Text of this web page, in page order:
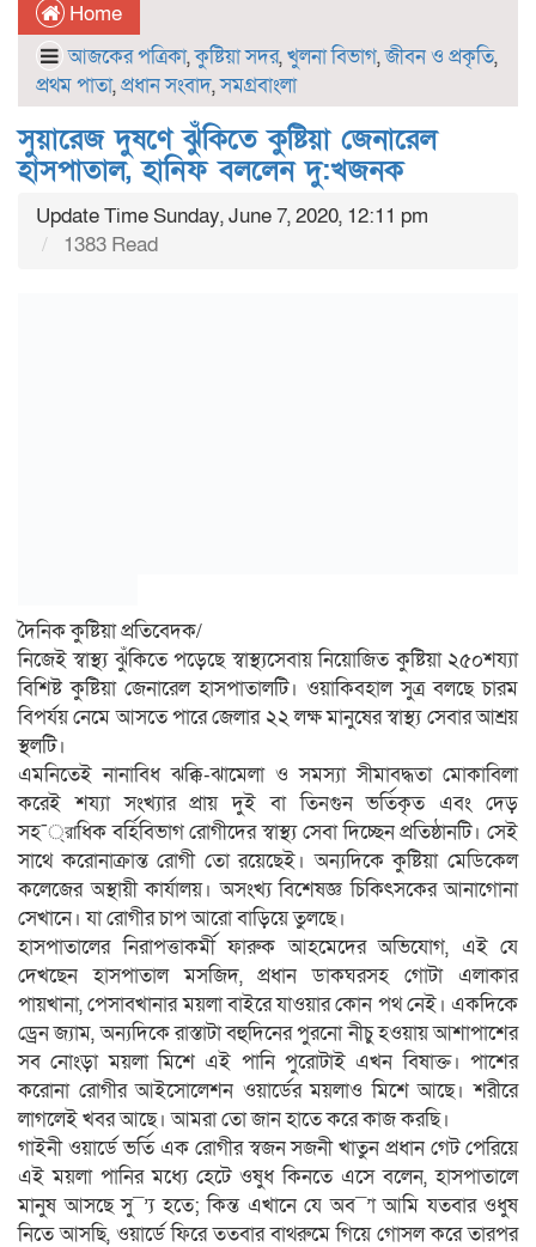
Home
আজকের পত্রিকা,কুষ্টিয়া সদর,খুলনা বিভাগ,জীবন ও প্রকৃতি,
প্রথম পাতা,প্রধান সংবাদ,সমগ্রবাংলা
সুয়ারেজ দুষণে ঝুঁকিতে কুষ্টিয়া জেনারেল
হাসপাতাল, হানিফ বললেন দু:খজনক
Update Time Sunday, June 7, 2020, 12:11 pm
1383 Read
দৈনিক কুষ্টিয়া প্রতিবেদক/
নিজেই স্বাস্থ্য ঝুঁকিতে পড়েছে স্বাস্থ্যসেবায় নিয়োজিত কুষ্টিয়া ২৫০শয্যা
বিশিষ্ট কুষ্টিয়া জেনারেল হাসপাতালটি। ওয়াকিবহাল সুত্র বলছে চারম
বিপর্যয় নেমে আসতে পারে জেলার ২২ লক্ষ মানুষের স্বাস্থ্য সেবার আশ্রয়
স্থলটি।
এমনিতেই নানাবিধ ঝক্কি-ঝামেলা ও সমস্যা সীমাবদ্ধতা মোকাবিলা
করেই শয্যা সংখ্যার প্রায় দুই বা তিনগুন ভর্তিকৃত এবং দেড়
সহ¯্রাধিক বর্হিবিভাগ রোগীদের স্বাস্থ্য সেবা দিচ্ছেন প্রতিষ্ঠানটি। সেই
সাথে করোনাক্রান্ত রোগী তো রয়েছেই। অন্যদিকে কুষ্টিয়া মেডিকেল
কলেজের অস্থায়ী কার্যালয়। অসংখ্য বিশেষজ্ঞ চিকিৎসকের আনাগোনা
সেখানে। যা রোগীর চাপ আরো বাড়িয়ে তুলছে।
হাসপাতালের নিরাপত্তাকর্মী ফারুক আহমেদের অভিযোগ, এই যে
দেখছেন হাসপাতাল মসজিদ, প্রধান ডাকঘরসহ গোটা এলাকার
পায়খানা, পেসাবখানার ময়লা বাইরে যাওয়ার কোন পথ নেই। একদিকে
ড্রেন জ্যাম, অন্যদিকে রাস্তাটা বহুদিনের পুরনো নীচু হওয়ায় আশাপাশের
সব নোংড়া ময়লা মিশে এই পানি পুরোটাই এখন বিষাক্ত। পাশের
করোনা রোগীর আইসোলেশন ওয়ার্ডের ময়লাও মিশে আছে। শরীরে
লাগলেই খবর আছে। আমরা তো জান হাতে করে কাজ করছি।
গাইনী ওয়ার্ডে ভর্তি এক রোগীর স্বজন সজনী খাতুন প্রধান গেট পেরিয়ে
এই ময়লা পানির মধ্যে হেটে ওষুধ কিনতে এসে বলেন, হাসপাতালে
মানুষ আসছে সু¯’্য হতে; কিন্ত এখানে যে অব¯’া আমি যতবার ওধুষ
নিতে আসছি, ওয়ার্ডে ফিরে ততবার বাথরুমে গিয়ে গোসল করে তারপর